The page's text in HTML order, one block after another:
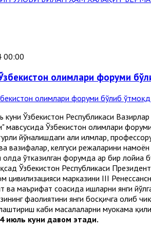
00:00
олимлари форуми
Ўзбекистон Республикаси
мавсусида Ўзбекистон олимлари
йўналишдаги аҳли илмлар,
вазифалар, келгуси режаларини
ўтказилган форумда ҳар бир
Ўзбекистон Республикаси
цивилизацияси марказини III
ва маърифат соҳасида ишларни янги
фаолиятини янги босқичга олиб
каби масалаларни муҳокама
июль куни давом этади.